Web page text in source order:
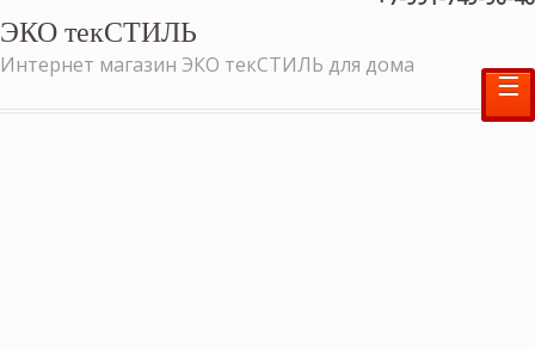
ЭКО текСТИЛЬ
Интернет магазин ЭКО текСТИЛЬ для дома
☰